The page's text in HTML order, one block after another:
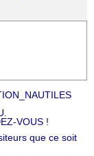
VOUS !
que ce soit